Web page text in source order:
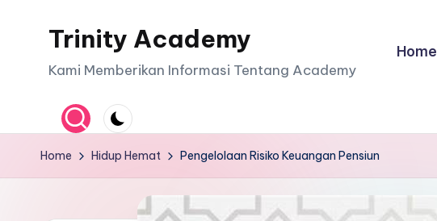
Trinity Academy
Kami Memberikan Informasi Tentang Academy
Home
Home Hidup Hemat Pengelolaan Risiko Keuangan Pensiun